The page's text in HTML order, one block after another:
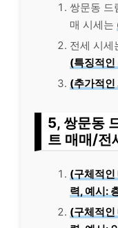
쌍문동 드
매 시세는
전세 시세
(특징적인
(추가적인
5, 쌍문동
트 매매/전
(구체적인
력, 예시:
(구체적인